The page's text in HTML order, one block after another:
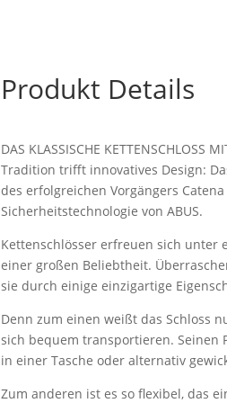
Produkt Details
DAS KLASSISCHE KETTENSCHLOSS
Tradition trifft innovatives Design:
des erfolgreichen Vorgängers
Sicherheitstechnologie von ABUS.
Kettenschlösser erfreuen sich unter
einer großen Beliebtheit.
sie durch einige einzigartige
Denn zum einen weißt das Schloss
sich bequem transportieren. Seinen
in einer Tasche oder alternativ
Zum anderen ist es so flexibel, das